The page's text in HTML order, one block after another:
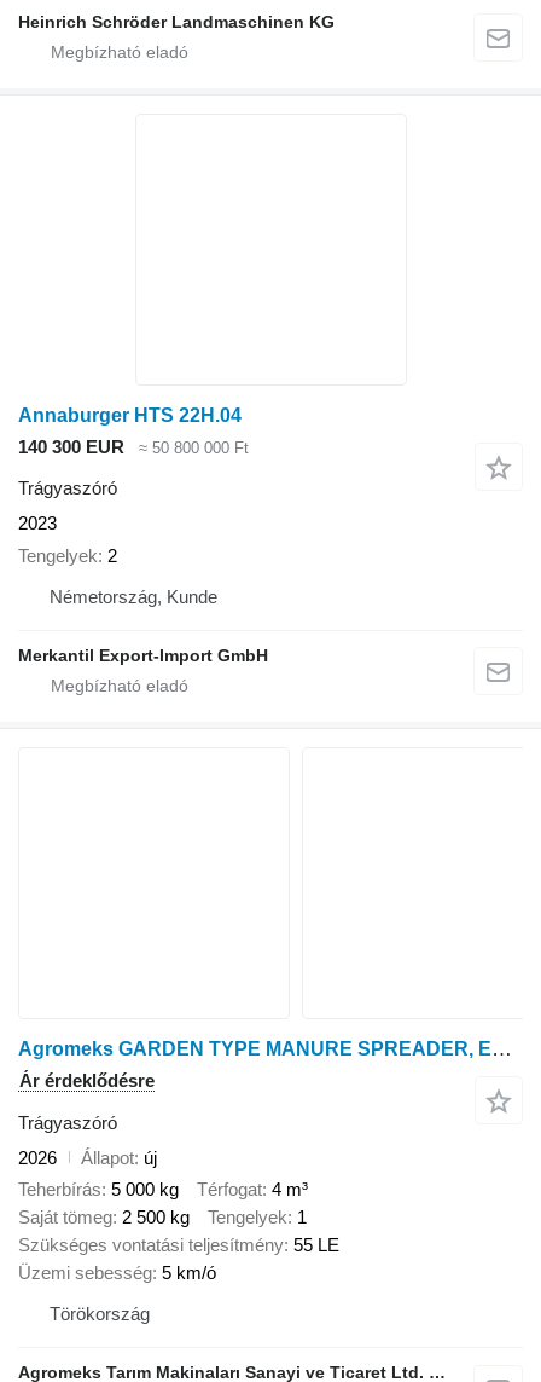
Heinrich Schröder Landmaschinen KG
Annaburger HTS 22H.04
140 300 EUR
≈ 50 800 000 Ft
Trágyaszóró
2023
Tengelyek 2
Németország, Kunde
Merkantil Export-Import GmbH
Agromeks GARDEN TYPE MANURE SPREADER, ESPARCIDOR DE ESTIÉRCOL SÓLIDO, REM
Ár érdeklődésre
Trágyaszóró
2026
Állapot új
Teherbírás 5 000 kg Térfogat 4 m³
Saját tömeg 2 500 kg Tengelyek 1
Szükséges vontatási teljesítmény 55 LE
Üzemi sebesség 5 km/ó
Törökország
Agromeks Tarım Makinaları Sanayi ve Ticaret Ltd. Şti.